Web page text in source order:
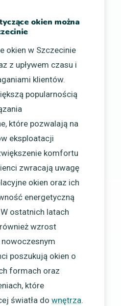
okien można
okien w Szczecinie
z upływem czasu i
klientów.
popularnością
które pozwalają na
eksploatacji
komfortu
zwracają uwagę
okien oraz ich
energetyczną
ostatnich latach
wzrost
poszukują okien o
formach oraz
które
światła do wnętrza.